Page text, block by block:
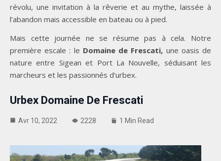
révolu, une invitation à la rêverie et au mythe, laissée à
l’abandon mais accessible en bateau ou à pied.
Mais cette journée ne se résume pas à cela. Notre
première escale : le Domaine de Frescati, une oasis de
nature entre Sigean et Port La Nouvelle, séduisant les
marcheurs et les passionnés d’urbex.
Urbex Domaine De Frescati
Avr 10, 2022 2228 1 Min Read